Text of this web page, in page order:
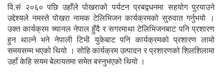
वि.सं २०६० पछि उहाँले पोखराको पर्यटन प्रबद्र्धनमा सहयोग पुरयाउने
उद्देश्यले नमस्ते पोखरा नामक टेलिभिजन कार्यक्रमको सुरुवात गर्नुभयो ।
उक्त कार्यक्रम च्यानल नेपाल हुँदै र सगरमाथा टेलिभिजनबाट पनि प्रशारण
हुन थाल्ने भने नेपाली टिभी युकेबाट पनि कार्यक्रमको प्रशारण लामो
समयसम्म भएको थियो । सोहि कार्यक्रम उत्पादन र प्रशारणको शिलशिलामा
उहाँ केहि सयम बेलायतमा समेत बस्नुभएको थियो ।